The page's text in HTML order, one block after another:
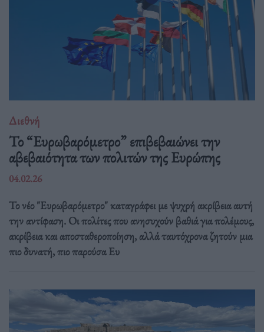
Διεθνή
Το “Ευρωβαρόμετρο” επιβεβαιώνει την
αβεβαιότητα των πολιτών της Ευρώπης
04.02.26
Το νέο "Ευρωβαρόμετρο" καταγράφει με ψυχρή ακρίβεια αυτή
την αντίφαση. Oι πολίτες που ανησυχούν βαθιά για πολέμους,
ακρίβεια και αποσταθεροποίηση, αλλά ταυτόχρονα ζητούν μια
πιο δυνατή, πιο παρούσα Ευ